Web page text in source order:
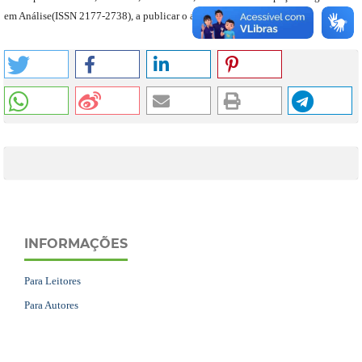
em Análise(ISSN 2177-2738), a publicar o artigo, caso aceito.
INFORMAÇÕES
Para Leitores
Para Autores